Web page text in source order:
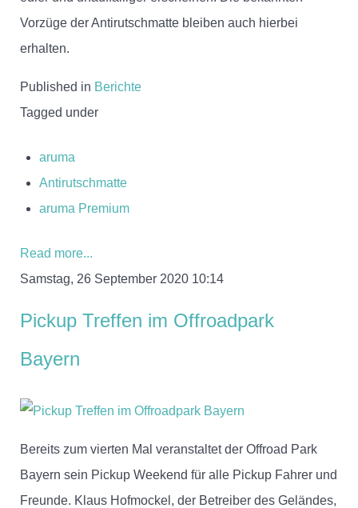
Vorzüge der Antirutschmatte bleiben auch hierbei
erhalten.
Published in Berichte
Tagged under
aruma
Antirutschmatte
aruma Premium
Read more...
Samstag, 26 September 2020 10:14
Pickup Treffen im Offroadpark
Bayern
Bereits zum vierten Mal veranstaltet der Offroad Park
Bayern sein Pickup Weekend für alle Pickup Fahrer und
Freunde. Klaus Hofmockel, der Betreiber des Geländes,